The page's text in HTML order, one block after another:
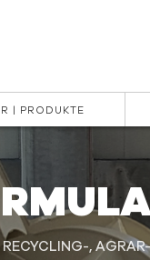
| PRODUKTE
,